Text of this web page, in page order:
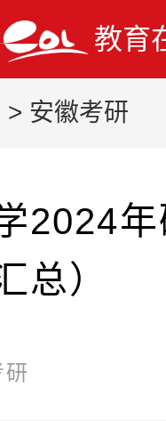
教育
> 安徽考研
2024
总）
研